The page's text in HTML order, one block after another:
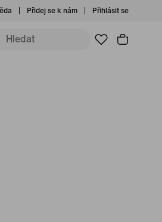
Přidej se k nám Přihlásit se